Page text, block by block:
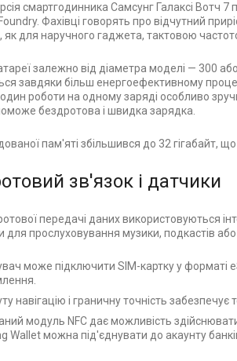
смартгодинника Самсунг Галаксі Вотч
Фахівці говорять про відчутний
для наручного гаджета, тактовою
залежно від діаметра моделі — 300
завдяки більш енергоефективному
годин роботи на одному заряді особливо
бездротова і швидка зарядка.
пам'яті збільшився до 32 гігабайт,
зв'язок і датчики
передачі даних використовуються
для прослуховування музики, подкастів або
може підключити SIM-картку у
навігацію і граничну точність
модуль NFC дає можливість
Wallet можна під'єднувати до акаунту